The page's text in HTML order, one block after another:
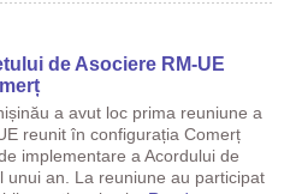
de Asociere RM-UE
a avut loc prima reuniune a
reunit în configurația Comerț
implementare a Acordului de
unui an. La reuniune au participat